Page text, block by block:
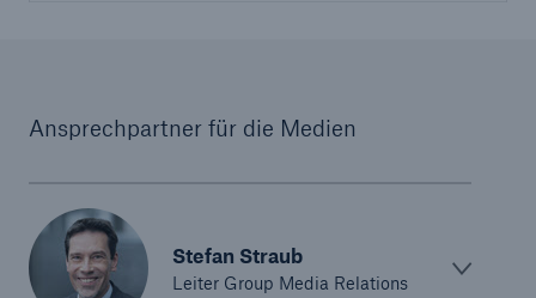
Ansprechpartner für die Medien
Stefan Straub
Leiter Group Media Relations